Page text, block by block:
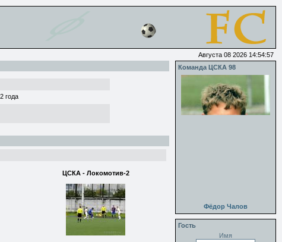
Августа 08 2026 14:54:57
года
ЦСКА - Локомотив-2
Команда ЦСКА 98
Фёдор Чалов
Гость
Имя